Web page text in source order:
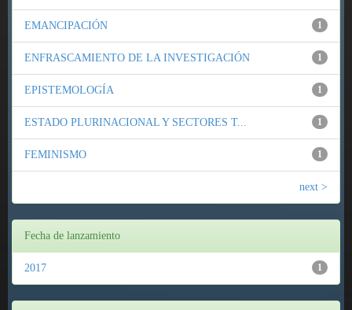
1
EMANCIPACIÓN
1
ENFRASCAMIENTO DE LA INVESTIGACIÓN
1
EPISTEMOLOGÍA
1
ESTADO PLURINACIONAL Y SECTORES T...
1
FEMINISMO
next >
Fecha de lanzamiento
1
2017